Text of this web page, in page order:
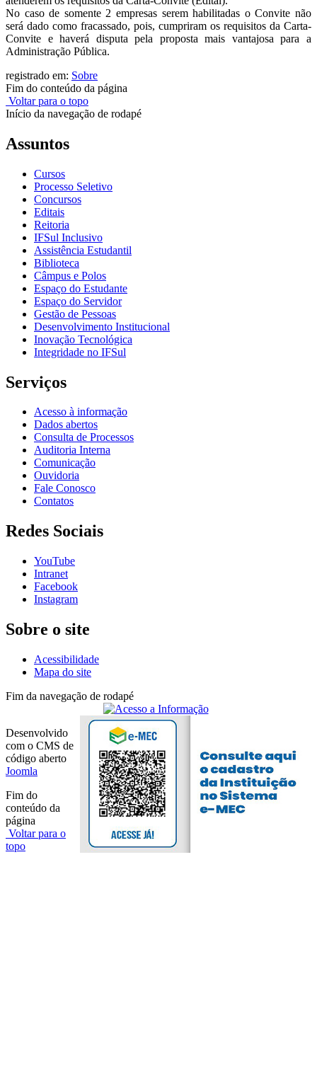
No caso de somente 2 empresas serem habilitadas o Convite não
será dado como fracassado, pois, cumpriram os requisitos da Carta-
Convite e haverá disputa pela proposta mais vantajosa para a
Administração Pública.
registrado em: Sobre
Fim do conteúdo da página
Voltar para o topo
Início da navegação de rodapé
Assuntos
Cursos
Processo Seletivo
Concursos
Editais
Reitoria
IFSul Inclusivo
Assistência Estudantil
Biblioteca
Câmpus e Polos
Espaço do Estudante
Espaço do Servidor
Gestão de Pessoas
Desenvolvimento Institucional
Inovação Tecnológica
Integridade no IFSul
Serviços
Acesso à informação
Dados abertos
Consulta de Processos
Auditoria Interna
Comunicação
Ouvidoria
Fale Conosco
Contatos
Redes Sociais
YouTube
Intranet
Facebook
Instagram
Sobre o site
Acessibilidade
Mapa do site
Fim da navegação de rodapé
Desenvolvido
com o CMS de
código aberto
Joomla
Fim do
conteúdo da
página
Voltar para o
topo